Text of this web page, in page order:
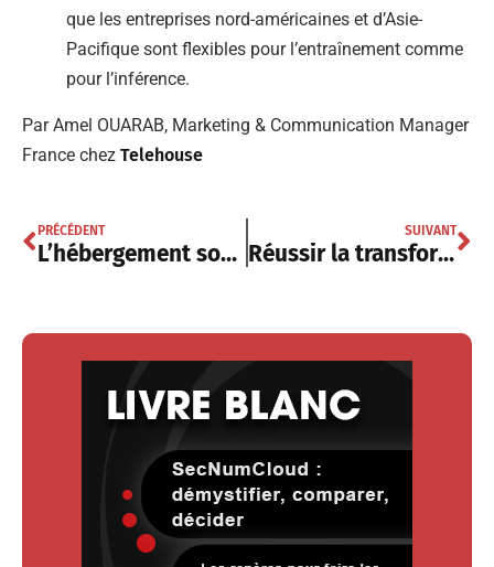
que les entreprises nord-américaines et d’Asie-
Pacifique sont flexibles pour l’entraînement comme
pour l’inférence.
Par Amel OUARAB, Marketing & Communication Manager
France chez Telehouse
PRÉCÉDENT
L’hébergement souverain, levier de performance et de conformité réglementaire
SUIVANT
Réussir la transformation digitale grâce à un modèle d’opérateur de service